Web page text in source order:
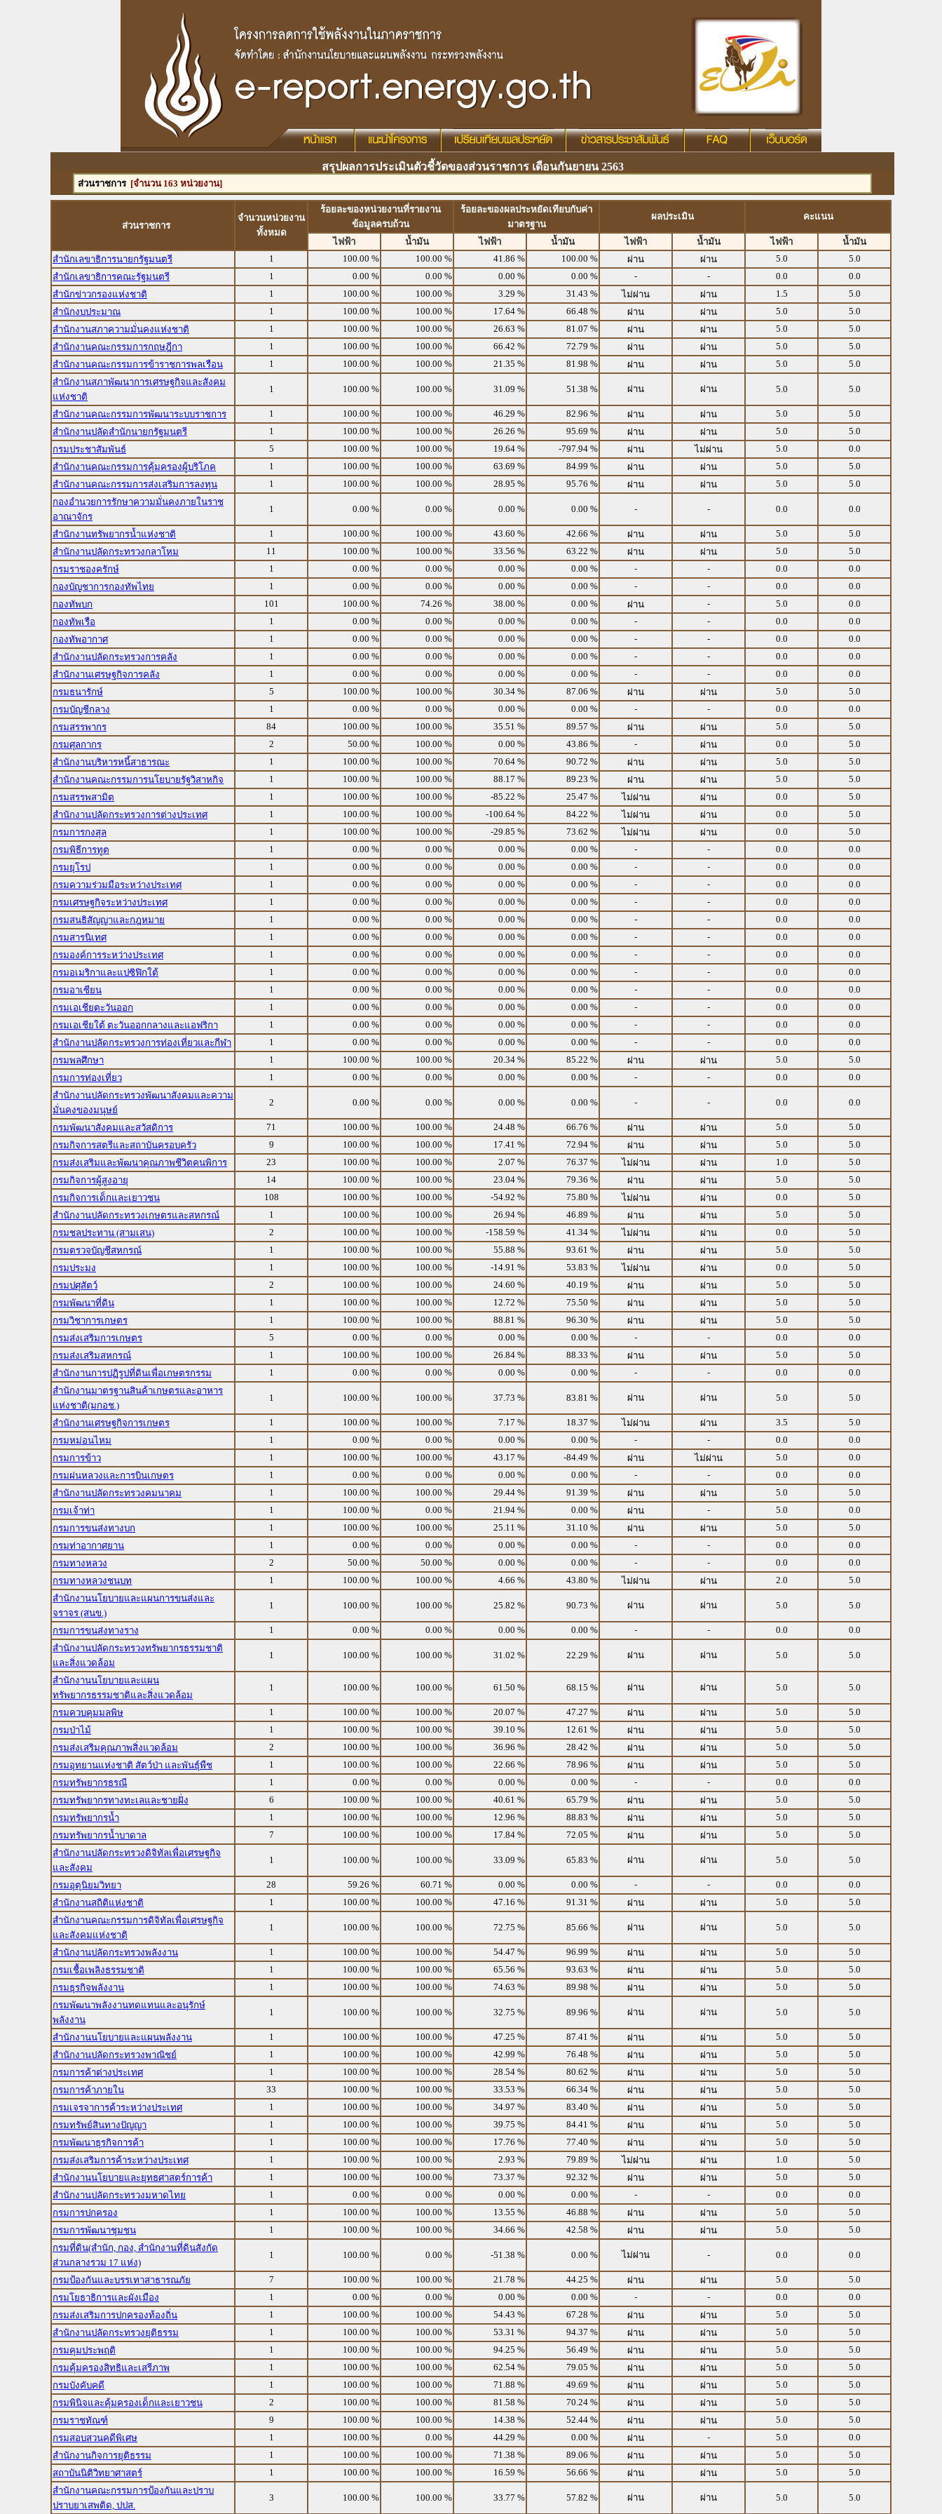
สรุปผลการประเมินตัวชี้วัดของส่วนราชการ เดือนกันยายน 2563
ส่วนราชการ [จำนวน 163 หน่วยงาน]
ส่วนราชการ
จำนวนหน่วยงาน
ทั้งหมด
ร้อยละของหน่วยงานที่รายงาน
ข้อมูลครบถ้วน
ร้อยละของผลประหยัดเทียบกับค่า
มาตรฐาน
ผลประเมิน คะแนน
ไฟฟ้า น้ำมัน ไฟฟ้า น้ำมัน ไฟฟ้า น้ำมัน ไฟฟ้า
น้ำมัน
สำนักเลขาธิการนายกรัฐมนตรี
1 100.00 % 100.00 % 41.86 % 100.00 % ผ่าน ผ่าน 5.0
5.0
สำนักเลขาธิการคณะรัฐมนตรี
1 0.00 % 0.00 % 0.00 % 0.00 % - - 0.0
0.0
สำนักข่าวกรองแห่งชาติ
1 100.00 % 100.00 % 3.29 % 31.43 % ไม่ผ่าน ผ่าน 1.5
5.0
สำนักงบประมาณ
1 100.00 % 100.00 % 17.64 % 66.48 % ผ่าน ผ่าน 5.0
5.0
สำนักงานสภาความมั่นคงแห่งชาติ
1 100.00 % 100.00 % 26.63 % 81.07 % ผ่าน ผ่าน 5.0
5.0
สำนักงานคณะกรรมการกฤษฎีกา
1 100.00 % 100.00 % 66.42 % 72.79 % ผ่าน ผ่าน 5.0
5.0
สำนักงานคณะกรรมการข้าราชการพลเรือน
1 100.00 % 100.00 % 21.35 % 81.98 % ผ่าน ผ่าน 5.0
5.0
สำนักงานสภาพัฒนาการเศรษฐกิจและสังคม
แห่งชาติ
1 100.00 % 100.00 % 31.09 % 51.38 % ผ่าน ผ่าน 5.0 5.0
สำนักงานคณะกรรมการพัฒนาระบบราชการ 1 100.00 % 100.00 % 46.29 % 82.96 % ผ่าน ผ่าน 5.0
5.0
สำนักงานปลัดสำนักนายกรัฐมนตรี
1 100.00 % 100.00 % 26.26 % 95.69 % ผ่าน ผ่าน 5.0
5.0
กรมประชาสัมพันธ์
5 100.00 % 100.00 % 19.64 % -797.94 % ผ่าน ไม่ผ่าน 5.0
0.0
สำนักงานคณะกรรมการคุ้มครองผู้บริโภค
1 100.00 % 100.00 % 63.69 % 84.99 % ผ่าน ผ่าน 5.0
5.0
สำนักงานคณะกรรมการส่งเสริมการลงทุน
1 100.00 % 100.00 % 28.95 % 95.76 % ผ่าน ผ่าน 5.0
5.0
กองอำนวยการรักษาความมั่นคงภายในราช
อาณาจักร
1 0.00 % 0.00 % 0.00 % 0.00 % - - 0.0 0.0
สำนักงานทรัพยากรน้ำแห่งชาติ 1 100.00 % 100.00 % 43.60 % 42.66 % ผ่าน ผ่าน 5.0
5.0
สำนักงานปลัดกระทรวงกลาโหม
11 100.00 % 100.00 % 33.56 % 63.22 % ผ่าน ผ่าน 5.0
5.0
กรมราชองครักษ์
1 0.00 % 0.00 % 0.00 % 0.00 % - - 0.0
0.0
กองบัญชาการกองทัพไทย
1 0.00 % 0.00 % 0.00 % 0.00 % - - 0.0
0.0
กองทัพบก
101 100.00 % 74.26 % 38.00 % 0.00 % ผ่าน - 5.0
0.0
กองทัพเรือ
1 0.00 % 0.00 % 0.00 % 0.00 % - - 0.0
0.0
กองทัพอากาศ
1 0.00 % 0.00 % 0.00 % 0.00 % - - 0.0
0.0
สำนักงานปลัดกระทรวงการคลัง
1 0.00 % 0.00 % 0.00 % 0.00 % - - 0.0
0.0
สำนักงานเศรษฐกิจการคลัง
1 0.00 % 0.00 % 0.00 % 0.00 % - - 0.0
0.0
กรมธนารักษ์
5 100.00 % 100.00 % 30.34 % 87.06 % ผ่าน ผ่าน 5.0
5.0
กรมบัญชีกลาง
1 0.00 % 0.00 % 0.00 % 0.00 % - - 0.0
0.0
กรมสรรพากร
84 100.00 % 100.00 % 35.51 % 89.57 % ผ่าน ผ่าน 5.0
5.0
กรมศุลกากร
2 50.00 % 100.00 % 0.00 % 43.86 % - ผ่าน 0.0
5.0
สำนักงานบริหารหนี้สาธารณะ
1 100.00 % 100.00 % 70.64 % 90.72 % ผ่าน ผ่าน 5.0
5.0
สำนักงานคณะกรรมการนโยบายรัฐวิสาหกิจ
1 100.00 % 100.00 % 88.17 % 89.23 % ผ่าน ผ่าน 5.0
5.0
กรมสรรพสามิต
1 100.00 % 100.00 % -85.22 % 25.47 % ไม่ผ่าน ผ่าน 0.0
5.0
สำนักงานปลัดกระทรวงการต่างประเทศ
1 100.00 % 100.00 % -100.64 % 84.22 % ไม่ผ่าน ผ่าน 0.0
5.0
กรมการกงสุล
1 100.00 % 100.00 % -29.85 % 73.62 % ไม่ผ่าน ผ่าน 0.0
5.0
กรมพิธีการทูต
1 0.00 % 0.00 % 0.00 % 0.00 % - - 0.0
0.0
กรมยุโรป
1 0.00 % 0.00 % 0.00 % 0.00 % - - 0.0
0.0
กรมความร่วมมือระหว่างประเทศ
1 0.00 % 0.00 % 0.00 % 0.00 % - - 0.0
0.0
กรมเศรษฐกิจระหว่างประเทศ
1 0.00 % 0.00 % 0.00 % 0.00 % - - 0.0
0.0
กรมสนธิสัญญาและกฎหมาย
1 0.00 % 0.00 % 0.00 % 0.00 % - - 0.0
0.0
กรมสารนิเทศ
1 0.00 % 0.00 % 0.00 % 0.00 % - - 0.0
0.0
กรมองค์การระหว่างประเทศ
1 0.00 % 0.00 % 0.00 % 0.00 % - - 0.0
0.0
กรมอเมริกาและแปซิฟิกใต้
1 0.00 % 0.00 % 0.00 % 0.00 % - - 0.0
0.0
กรมอาเซียน
1 0.00 % 0.00 % 0.00 % 0.00 % - - 0.0
0.0
กรมเอเชียตะวันออก
1 0.00 % 0.00 % 0.00 % 0.00 % - - 0.0
0.0
กรมเอเชียใต้ ตะวันออกกลางและแอฟริกา
1 0.00 % 0.00 % 0.00 % 0.00 % - - 0.0
0.0
สำนักงานปลัดกระทรวงการท่องเที่ยวและกีฬา
1 0.00 % 0.00 % 0.00 % 0.00 % - - 0.0
0.0
กรมพลศึกษา
1 100.00 % 100.00 % 20.34 % 85.22 % ผ่าน ผ่าน 5.0
5.0
กรมการท่องเที่ยว
1 0.00 % 0.00 % 0.00 % 0.00 % - - 0.0
0.0
สำนักงานปลัดกระทรวงพัฒนาสังคมและความ
มั่นคงของมนุษย์
2 0.00 % 0.00 % 0.00 % 0.00 % - - 0.0 0.0
กรมพัฒนาสังคมและสวัสดิการ 71 100.00 % 100.00 % 24.48 % 66.76 % ผ่าน ผ่าน 5.0
5.0
กรมกิจการสตรีและสถาบันครอบครัว
9 100.00 % 100.00 % 17.41 % 72.94 % ผ่าน ผ่าน 5.0
5.0
กรมส่งเสริมและพัฒนาคุณภาพชีวิตคนพิการ
23 100.00 % 100.00 % 2.07 % 76.37 % ไม่ผ่าน ผ่าน 1.0
5.0
กรมกิจการผู้สูงอายุ
14 100.00 % 100.00 % 23.04 % 79.36 % ผ่าน ผ่าน 5.0
5.0
กรมกิจการเด็กและเยาวชน
108 100.00 % 100.00 % -54.92 % 75.80 % ไม่ผ่าน ผ่าน 0.0
5.0
สำนักงานปลัดกระทรวงเกษตรและสหกรณ์
1 100.00 % 100.00 % 26.94 % 46.89 % ผ่าน ผ่าน 5.0
5.0
กรมชลประทาน (สามเสน)
2 100.00 % 100.00 % -158.59 % 41.34 % ไม่ผ่าน ผ่าน 0.0
5.0
กรมตรวจบัญชีสหกรณ์
1 100.00 % 100.00 % 55.88 % 93.61 % ผ่าน ผ่าน 5.0
5.0
กรมประมง
1 100.00 % 100.00 % -14.91 % 53.83 % ไม่ผ่าน ผ่าน 0.0
5.0
กรมปศุสัตว์
2 100.00 % 100.00 % 24.60 % 40.19 % ผ่าน ผ่าน 5.0
5.0
กรมพัฒนาที่ดิน
1 100.00 % 100.00 % 12.72 % 75.50 % ผ่าน ผ่าน 5.0
5.0
กรมวิชาการเกษตร
1 100.00 % 100.00 % 88.81 % 96.30 % ผ่าน ผ่าน 5.0
5.0
กรมส่งเสริมการเกษตร
5 0.00 % 0.00 % 0.00 % 0.00 % - - 0.0
0.0
กรมส่งเสริมสหกรณ์
1 100.00 % 100.00 % 26.84 % 88.33 % ผ่าน ผ่าน 5.0
5.0
สำนักงานการปฏิรูปที่ดินเพื่อเกษตรกรรม
1 0.00 % 0.00 % 0.00 % 0.00 % - - 0.0
0.0
สำนักงานมาตรฐานสินค้าเกษตรและอาหาร
แห่งชาติ(มกอช.)
1 100.00 % 100.00 % 37.73 % 83.81 % ผ่าน ผ่าน 5.0 5.0
สำนักงานเศรษฐกิจการเกษตร 1 100.00 % 100.00 % 7.17 % 18.37 % ไม่ผ่าน ผ่าน 3.5
5.0
กรมหม่อนไหม
1 0.00 % 0.00 % 0.00 % 0.00 % - - 0.0
0.0
กรมการข้าว
1 100.00 % 100.00 % 43.17 % -84.49 % ผ่าน ไม่ผ่าน 5.0
0.0
กรมฝนหลวงและการบินเกษตร
1 0.00 % 0.00 % 0.00 % 0.00 % - - 0.0
0.0
สำนักงานปลัดกระทรวงคมนาคม
1 100.00 % 100.00 % 29.44 % 91.39 % ผ่าน ผ่าน 5.0
5.0
กรมเจ้าท่า
1 100.00 % 0.00 % 21.94 % 0.00 % ผ่าน - 5.0
0.0
กรมการขนส่งทางบก
1 100.00 % 100.00 % 25.11 % 31.10 % ผ่าน ผ่าน 5.0
5.0
กรมท่าอากาศยาน
1 0.00 % 0.00 % 0.00 % 0.00 % - - 0.0
0.0
กรมทางหลวง
2 50.00 % 50.00 % 0.00 % 0.00 % - - 0.0
0.0
กรมทางหลวงชนบท
1 100.00 % 100.00 % 4.66 % 43.80 % ไม่ผ่าน ผ่าน 2.0
5.0
สำนักงานนโยบายและแผนการขนส่งและ
จราจร (สนข.)
1 100.00 % 100.00 % 25.82 % 90.73 % ผ่าน ผ่าน 5.0 5.0
กรมการขนส่งทางราง 1 0.00 % 0.00 % 0.00 % 0.00 % - - 0.0
0.0
สำนักงานปลัดกระทรวงทรัพยากรธรรมชาติ
และสิ่งแวดล้อม
1 100.00 % 100.00 % 31.02 % 22.29 % ผ่าน ผ่าน 5.0 5.0
สำนักงานนโยบายและแผน
ทรัพยากรธรรมชาติและสิ่งแวดล้อม
1 100.00 % 100.00 % 61.50 % 68.15 % ผ่าน ผ่าน 5.0 5.0
กรมควบคุมมลพิษ 1 100.00 % 100.00 % 20.07 % 47.27 % ผ่าน ผ่าน 5.0
5.0
กรมป่าไม้
1 100.00 % 100.00 % 39.10 % 12.61 % ผ่าน ผ่าน 5.0
5.0
กรมส่งเสริมคุณภาพสิ่งแวดล้อม
2 100.00 % 100.00 % 36.96 % 28.42 % ผ่าน ผ่าน 5.0
5.0
กรมอุทยานแห่งชาติ สัตว์ป่า และพันธุ์พืช
1 100.00 % 100.00 % 22.66 % 78.96 % ผ่าน ผ่าน 5.0
5.0
กรมทรัพยากรธรณี
1 0.00 % 0.00 % 0.00 % 0.00 % - - 0.0
0.0
กรมทรัพยากรทางทะเลและชายฝั่ง
6 100.00 % 100.00 % 40.61 % 65.79 % ผ่าน ผ่าน 5.0
5.0
กรมทรัพยากรน้ำ
1 100.00 % 100.00 % 12.96 % 88.83 % ผ่าน ผ่าน 5.0
5.0
กรมทรัพยากรน้ำบาดาล
7 100.00 % 100.00 % 17.84 % 72.05 % ผ่าน ผ่าน 5.0
5.0
สำนักงานปลัดกระทรวงดิจิทัลเพื่อเศรษฐกิจ
และสังคม
1 100.00 % 100.00 % 33.09 % 65.83 % ผ่าน ผ่าน 5.0 5.0
กรมอุตุนิยมวิทยา 28 59.26 % 60.71 % 0.00 % 0.00 % - - 0.0
0.0
สำนักงานสถิติแห่งชาติ
1 100.00 % 100.00 % 47.16 % 91.31 % ผ่าน ผ่าน 5.0
5.0
สำนักงานคณะกรรมการดิจิทัลเพื่อเศรษฐกิจ
และสังคมแห่งชาติ
1 100.00 % 100.00 % 72.75 % 85.66 % ผ่าน ผ่าน 5.0 5.0
สำนักงานปลัดกระทรวงพลังงาน 1 100.00 % 100.00 % 54.47 % 96.99 % ผ่าน ผ่าน 5.0
5.0
กรมเชื้อเพลิงธรรมชาติ
1 100.00 % 100.00 % 65.56 % 93.63 % ผ่าน ผ่าน 5.0
5.0
กรมธุรกิจพลังงาน
1 100.00 % 100.00 % 74.63 % 89.98 % ผ่าน ผ่าน 5.0
5.0
กรมพัฒนาพลังงานทดแทนและอนุรักษ์
พลังงาน
1 100.00 % 100.00 % 32.75 % 89.96 % ผ่าน ผ่าน 5.0 5.0
สำนักงานนโยบายและแผนพลังงาน 1 100.00 % 100.00 % 47.25 % 87.41 % ผ่าน ผ่าน 5.0
5.0
สำนักงานปลัดกระทรวงพาณิชย์
1 100.00 % 100.00 % 42.99 % 76.48 % ผ่าน ผ่าน 5.0
5.0
กรมการค้าต่างประเทศ
1 100.00 % 100.00 % 28.54 % 80.62 % ผ่าน ผ่าน 5.0
5.0
กรมการค้าภายใน
33 100.00 % 100.00 % 33.53 % 66.34 % ผ่าน ผ่าน 5.0
5.0
กรมเจรจาการค้าระหว่างประเทศ
1 100.00 % 100.00 % 34.97 % 83.40 % ผ่าน ผ่าน 5.0
5.0
กรมทรัพย์สินทางปัญญา
1 100.00 % 100.00 % 39.75 % 84.41 % ผ่าน ผ่าน 5.0
5.0
กรมพัฒนาธุรกิจการค้า
1 100.00 % 100.00 % 17.76 % 77.40 % ผ่าน ผ่าน 5.0
5.0
กรมส่งเสริมการค้าระหว่างประเทศ
1 100.00 % 100.00 % 2.93 % 79.89 % ไม่ผ่าน ผ่าน 1.0
5.0
สำนักงานนโยบายและยุทธศาสตร์การค้า
1 100.00 % 100.00 % 73.37 % 92.32 % ผ่าน ผ่าน 5.0
5.0
สำนักงานปลัดกระทรวงมหาดไทย
1 0.00 % 0.00 % 0.00 % 0.00 % - - 0.0
0.0
กรมการปกครอง
1 100.00 % 100.00 % 13.55 % 46.88 % ผ่าน ผ่าน 5.0
5.0
กรมการพัฒนาชุมชน
1 100.00 % 100.00 % 34.66 % 42.58 % ผ่าน ผ่าน 5.0
5.0
กรมที่ดิน(สำนัก, กอง, สำนักงานที่ดินสังกัด
ส่วนกลางรวม 17 แห่ง)
1 100.00 % 0.00 % -51.38 % 0.00 % ไม่ผ่าน - 0.0 0.0
กรมป้องกันและบรรเทาสาธารณภัย 7 100.00 % 100.00 % 21.78 % 44.25 % ผ่าน ผ่าน 5.0
5.0
กรมโยธาธิการและผังเมือง
1 0.00 % 0.00 % 0.00 % 0.00 % - - 0.0
0.0
กรมส่งเสริมการปกครองท้องถิ่น
1 100.00 % 100.00 % 54.43 % 67.28 % ผ่าน ผ่าน 5.0
5.0
สำนักงานปลัดกระทรวงยุติธรรม
1 100.00 % 100.00 % 53.31 % 94.37 % ผ่าน ผ่าน 5.0
5.0
กรมคุมประพฤติ
1 100.00 % 100.00 % 94.25 % 56.49 % ผ่าน ผ่าน 5.0
5.0
กรมคุ้มครองสิทธิและเสรีภาพ
1 100.00 % 100.00 % 62.54 % 79.05 % ผ่าน ผ่าน 5.0
5.0
กรมบังคับคดี
1 100.00 % 100.00 % 71.88 % 49.69 % ผ่าน ผ่าน 5.0
5.0
กรมพินิจและคุ้มครองเด็กและเยาวชน
2 100.00 % 100.00 % 81.58 % 70.24 % ผ่าน ผ่าน 5.0
5.0
กรมราชทัณฑ์
9 100.00 % 100.00 % 14.38 % 52.44 % ผ่าน ผ่าน 5.0
5.0
กรมสอบสวนคดีพิเศษ
1 100.00 % 0.00 % 44.29 % 0.00 % ผ่าน - 5.0
0.0
สำนักงานกิจการยุติธรรม
1 100.00 % 100.00 % 71.38 % 89.06 % ผ่าน ผ่าน 5.0
5.0
สถาบันนิติวิทยาศาสตร์
1 100.00 % 100.00 % 16.59 % 56.66 % ผ่าน ผ่าน 5.0
5.0
สำนักงานคณะกรรมการป้องกันและปราบ
ปราบยาเสพติด, ปปส.
3 100.00 % 100.00 % 33.77 % 57.82 % ผ่าน ผ่าน 5.0 5.0